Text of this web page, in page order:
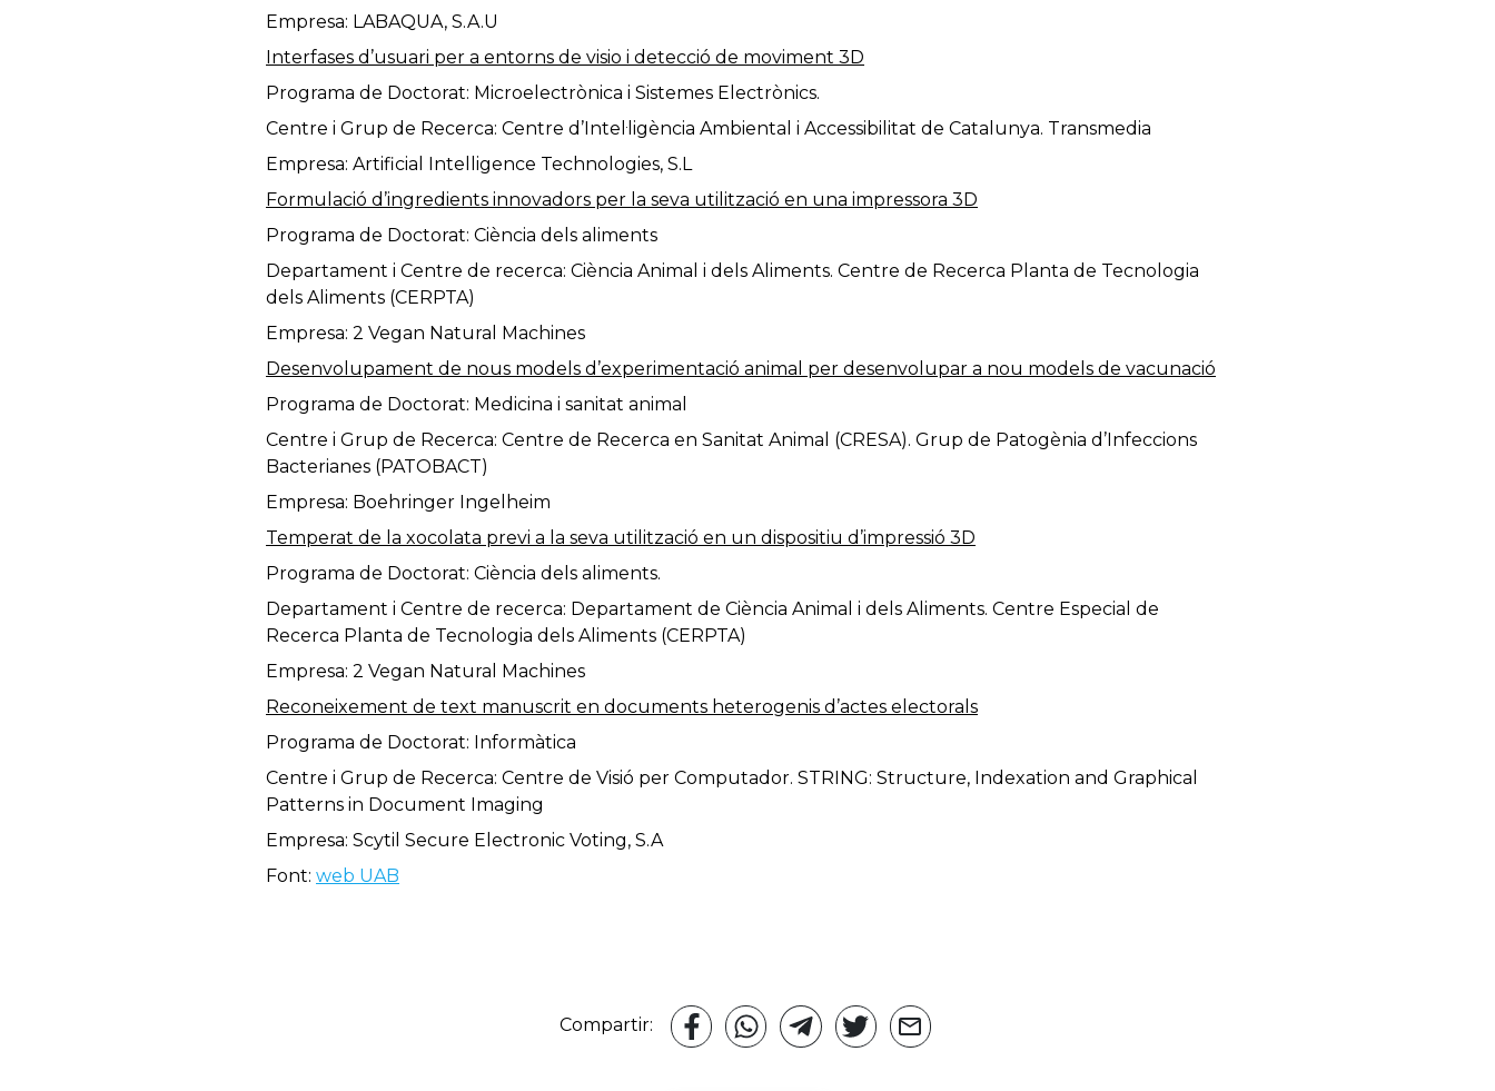
Empresa: LABAQUA, S.A.U
Interfases d’usuari per a entorns de visio i detecció de moviment 3D
Programa de Doctorat: Microelectrònica i Sistemes Electrònics.
Centre i Grup de Recerca: Centre d’Intel·ligència Ambiental i Accessibilitat de Catalunya. Transmedia
Empresa: Artificial Intelligence Technologies, S.L
Formulació d’ingredients innovadors per la seva utilització en una impressora 3D
Programa de Doctorat: Ciència dels aliments
Departament i Centre de recerca: Ciència Animal i dels Aliments. Centre de Recerca Planta de Tecnologia
dels Aliments (CERPTA)
Empresa: 2 Vegan Natural Machines
Desenvolupament de nous models d’experimentació animal per desenvolupar a nou models de vacunació
Programa de Doctorat: Medicina i sanitat animal
Centre i Grup de Recerca: Centre de Recerca en Sanitat Animal (CRESA). Grup de Patogènia d’Infeccions
Bacterianes (PATOBACT)
Empresa: Boehringer Ingelheim
Temperat de la xocolata previ a la seva utilització en un dispositiu d’impressió 3D
Programa de Doctorat: Ciència dels aliments.
Departament i Centre de recerca: Departament de Ciència Animal i dels Aliments. Centre Especial de
Recerca Planta de Tecnologia dels Aliments (CERPTA)
Empresa: 2 Vegan Natural Machines
Reconeixement de text manuscrit en documents heterogenis d’actes electorals
Programa de Doctorat: Informàtica
Centre i Grup de Recerca: Centre de Visió per Computador. STRING: Structure, Indexation and Graphical
Patterns in Document Imaging
Empresa: Scytil Secure Electronic Voting, S.A
Font: web UAB
Compartir: